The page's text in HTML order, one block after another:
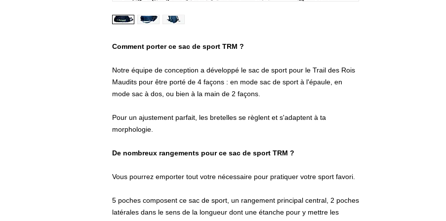
Comment porter ce sac de sport TRM ?
Notre équipe de conception a développé le sac de sport pour le Trail des Rois
Maudits pour être porté de 4 façons : en mode sac de sport à l'épaule, en
mode sac à dos, ou bien à la main de 2 façons.
Pour un ajustement parfait, les bretelles se règlent et s'adaptent à ta
morphologie.
De nombreux rangements pour ce sac de sport TRM ?
Vous pourrez emporter tout votre nécessaire pour pratiquer votre sport favori.
5 poches composent ce sac de sport, un rangement principal central, 2 poches
latérales dans le sens de la longueur dont une étanche pour y mettre les